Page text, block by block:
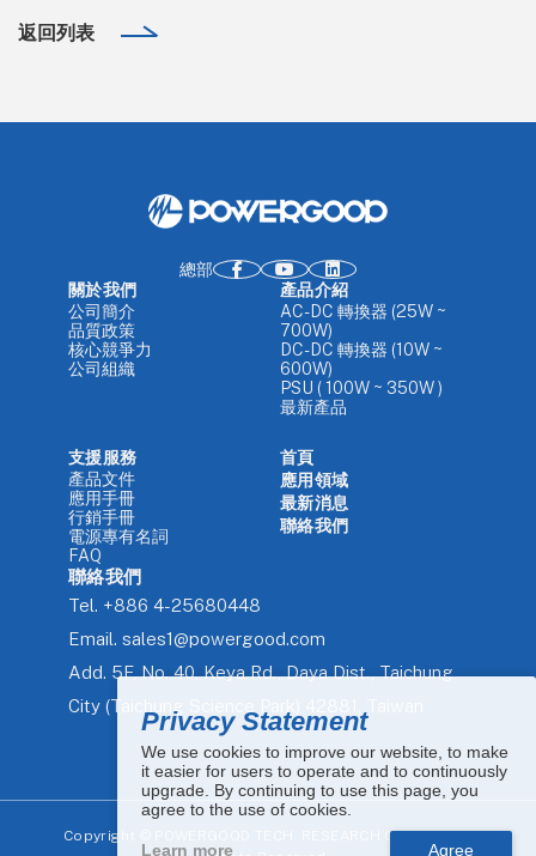
返回列表
Privacy Statement
We use cookies to improve our website, to make
it easier for users to operate and to continuously
upgrade. By continuing to use this page, you
agree to the use of cookies.
Learn more
總部
關於我們
公司簡介
品質政策
核心競爭力
公司組織
產品介紹
AC-DC 轉換器 (25W ~
700W)
DC-DC 轉換器 (10W ~
600W)
PSU ( 100W ~ 350W )
最新產品
支援服務
產品文件
應用手冊
行銷手冊
電源專有名詞
FAQ
首頁
應用領域
最新消息
聯絡我們
聯絡我們
Tel. +886 4-25680448
Email. sales1@powergood.com
Add. 5F, No. 40, Keya Rd., Daya Dist., Taichung
City (Taichung Science Park) 42881, Taiwan
Copyright ©
POWERGOOD TECH. RESEARCH CO., LTD. All